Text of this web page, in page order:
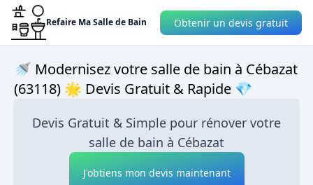
Refaire Ma Salle de Bain Obtenir un devis gratuit
🚿 Modernisez votre salle de bain à Cébazat
(63118) 🌟 Devis Gratuit & Rapide 💎
Devis Gratuit & Simple pour rénover votre
salle de bain à Cébazat
J'obtiens mon devis maintenant